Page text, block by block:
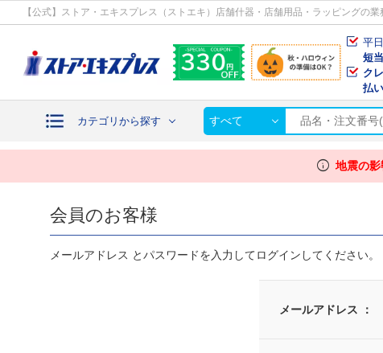
【公式】ストア・エキスプレス（ストエキ）店舗什器・店舗用品・ラッピングの業
平
短
ク
払
カテゴリから探す すべて
info 地震の
会員のお客様
メールアドレス とパスワードを入力してログインしてください。
メールアドレス ：